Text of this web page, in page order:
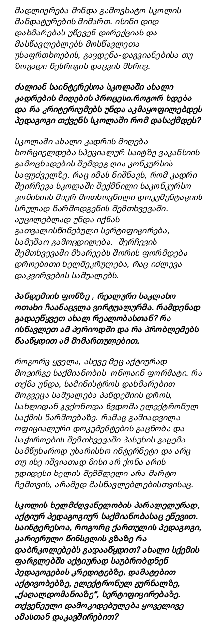
მადლიერება მინდა გამოვხატო სკოლის
მანდატურების მიმართ. ისინი დიდ
დახმარებას უწევენ დირექციას და
მასწავლებლებს მოსწავლეთა
უსაფრთხოების, გაცდენა-დაგვიანებისა თუ
ზოგადი წესრიგის დაცვის მხრივ.
ძალიან საინტერესოა სკოლაში ახალი
კადრების მიღების პროცესი.როგორ ხდება
და რა კრიტერიუმებს უნდა აკმაყოფილებდეს
პედაგოგი თქვენს სკოლაში რომ დასაქმდეს?
სკოლაში ახალი კადრის მიღება
ხორციელდება სპეციალურ საიტზე ვაკანსიის
გამოცხადების შემდეგ ღია კონკურსის
საფუძველზე. რაც იმას ნიშნავს, რომ კადრი
შეირჩევა სკოლაში შექმნილი საკონკურსო
კომისიის მიერ მოთხოვნილი დოკუმენტაციის
სრულად წარმოდგენის შემთხვევაში.
აუცილებლად უნდა იქნას
გათვალისწინებული სერტიფიცირება,
სამუშაო გამოცდილება. შერჩევის
შემთხვევაში მხარეებს შორის ფორმდება
დროებითი ხელშეკრულება, რაც იძლევა
დაკვირვების საშუალებს.
პანდემიის ფონზე , რეალური საკლასო
ოთახი ჩაანაცვლა ვირტუალურმა. რამდენად
გადაეწყვეთ ახალ რეალობასთან? რა
ისწავლეთ ამ პერიოდში და რა პრობლემებს
წააწყდით ამ მიმართულებით.
როგორც ყველა, ასევე მეც აქტიურად
მოვირგე საქმიანობის ონლაინ ფორმატი. რა
თქმა უნდა, სამინისტროს დახმარებით
მოგვეცა საშუალება პანდემიის დროს,
სახლიდან გვქონოდა წვდომა ელექტრონულ
საქმის წარმოებაზე. რამაც გამიადვილა
ოფიციალური დოკუმენტების გაცნობა და
საჭიროების შემთხვევაში პასუხისგაცემა.
სამწუხაროდ უხარისხო ინტერნეტი და არც
თუ ისე იშვიათად მისი არ ქონა არის
უდიდესი ხელის შემშლელი არა მარტო
ჩემთვის, არამედ მასწავლებლებისთვისაც.
სკოლის ხელმძღვანელობის პარალელურად,
აქტიურ პედაგოგიურ საქმიანობასაც ეწევით.
საინტერესოა, როგორც ქართულის პედაგოგი,
კარიერული წინსვლის გზაზე რა
დაბრკოლებებს გადააწყდით?ახალი სქემის
ფარგლებში აქტიურად საუბრობდნენ
პედაგოგების კრედიტებზე, დამატებით
აქტივობებზე, ელექტრონულ ჟურნალზე,
„ქაღალდომანიაზე“, სერტიფიცირებაზე.
თქვენეული დამოკიდებულება ყოველივე
ამასთან დაკავშირებით?